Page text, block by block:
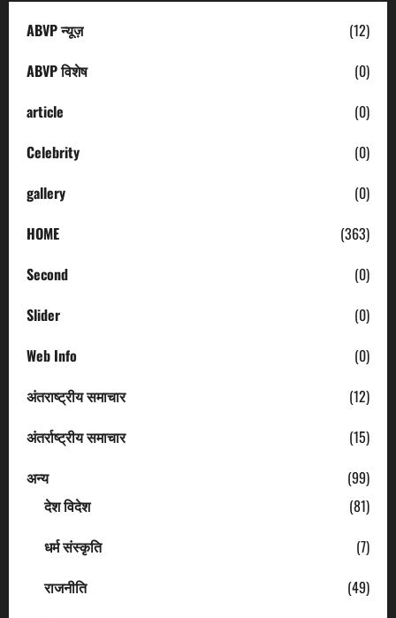
ABVP न्यूज़
(12)
ABVP विशेष
(0)
article
(0)
Celebrity
(0)
gallery
(0)
HOME
(363)
Second
(0)
Slider
(0)
Web Info
(0)
अंतराष्ट्रीय समाचार
(12)
अंतर्राष्ट्रीय समाचार
(15)
अन्य
(99)
देश विदेश
(81)
धर्म संस्कृति
(7)
राजनीति
(49)